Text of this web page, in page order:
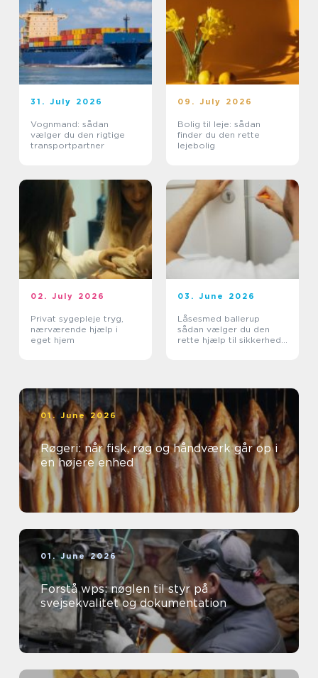
31. July 2026
Vognmand: sådan
vælger du den rigtige
transportpartner
09. July 2026
Bolig til leje: sådan
finder du den rette
lejebolig
02. July 2026
Privat sygepleje tryg,
nærværende hjælp i
eget hjem
03. June 2026
Låsesmed ballerup
sådan vælger du den
rette hjælp til sikkerhed
01. June 2026
Røgeri: når fisk, røg og håndværk går op i
en højere enhed
01. June 2026
Forstå wps: nøglen til styr på
svejsekvalitet og dokumentation